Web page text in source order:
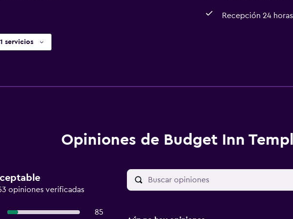
Recepción 24 horas
servicios
Opiniones de Budget Inn
opiniones verificadas
85